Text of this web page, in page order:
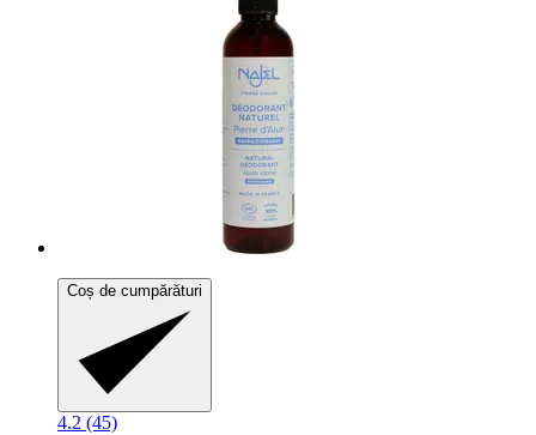
Coș de cumpărături
4.2 (45)